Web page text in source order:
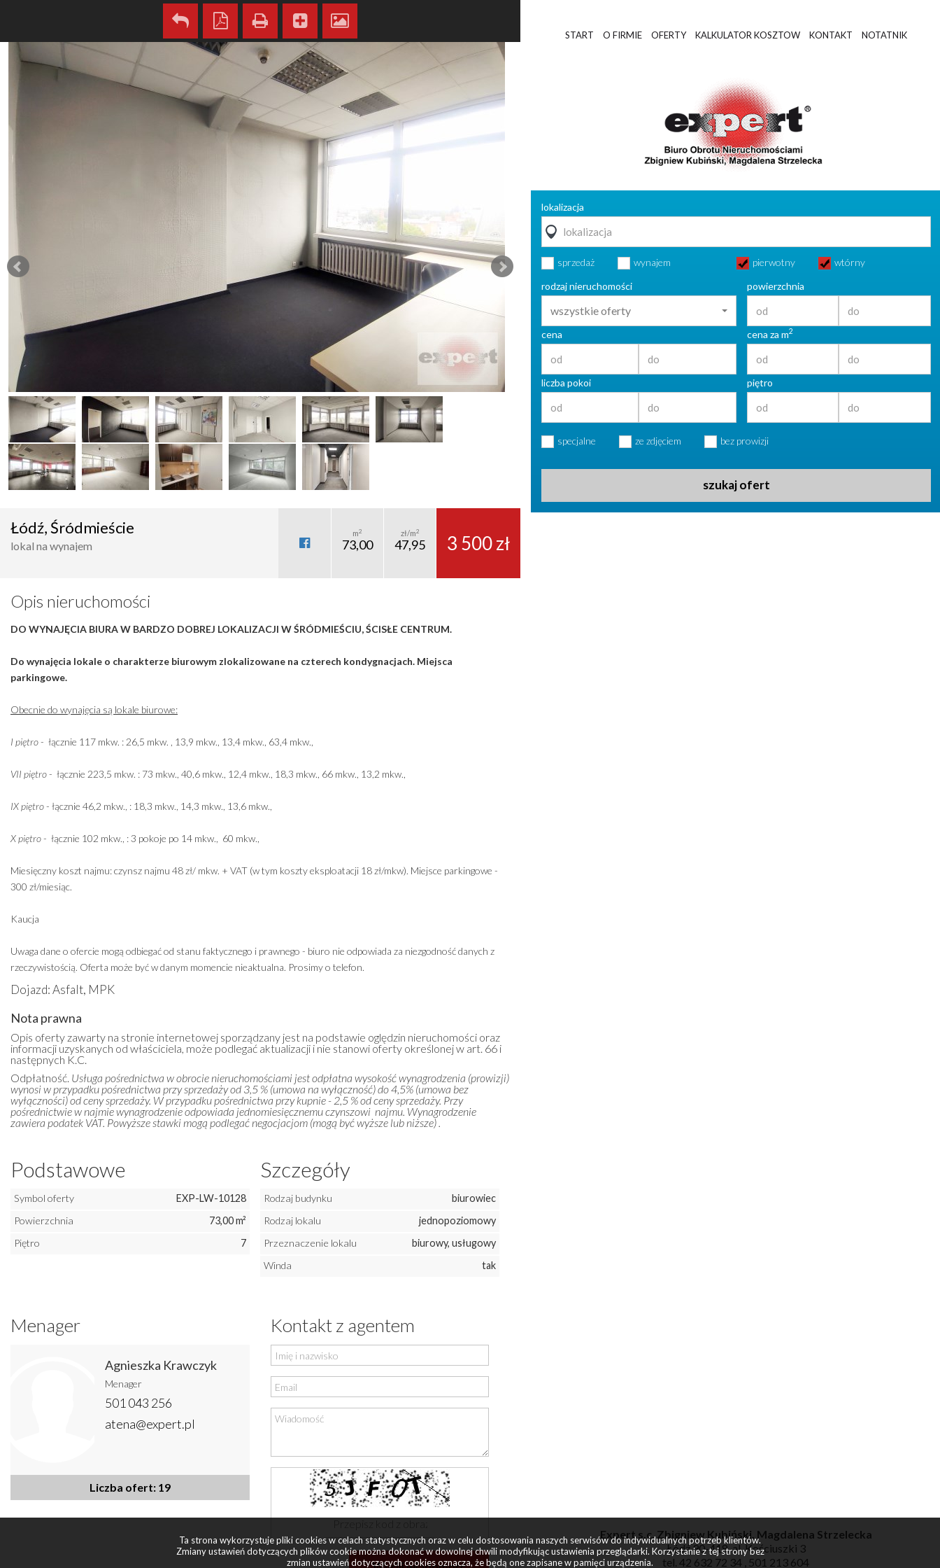
Łódź, Śródmieście
lokal na wynajem
m2
73,00
zł/m2
47,95 3 500 zł
Opis nieruchomości
DO WYNAJĘCIA BIURA W BARDZO DOBREJ LOKALIZACJI W ŚRÓDMIEŚCIU, ŚCISŁE CENTRUM.
Do wynajęcia lokale o charakterze biurowym zlokalizowane na czterech kondygnacjach. Miejsca
parkingowe.
Obecnie do wynajęcia są lokale biurowe:
I piętro- łącznie 117 mkw. : 26,5 mkw. , 13,9 mkw., 13,4 mkw., 63,4 mkw.,
VII piętro- łącznie 223,5 mkw. : 73 mkw., 40,6 mkw., 12,4 mkw., 18,3 mkw., 66 mkw., 13,2 mkw.,
IX piętro- łącznie 46,2 mkw., : 18,3 mkw., 14,3 mkw., 13,6 mkw.,
X piętro- łącznie 102 mkw., : 3 pokoje po 14 mkw., 60 mkw.,
Miesięczny koszt najmu: czynsz najmu 48 zł/ mkw. + VAT (w tym koszty eksploatacji 18 zł/mkw). Miejsce parkingowe -
300 zł/miesiąc.
Kaucja
Uwaga dane o ofercie mogą odbiegać od stanu faktycznego i prawnego - biuro nie odpowiada za niezgodność danych z
rzeczywistością. Oferta może być w danym momencie nieaktualna. Prosimy o telefon.
Dojazd: Asfalt, MPK
Nota prawna
Opis oferty zawarty na stronie internetowej sporządzany jest na podstawie oględzin nieruchomości oraz
informacji uzyskanych od właściciela, może podlegać aktualizacji i nie stanowi oferty określonej w art. 66 i
następnych K.C.
Odpłatność. Usługa pośrednictwa w obrocie nieruchomościami jest odpłatna wysokość wynagrodzenia (prowizji)
wynosi w przypadku pośrednictwa przy sprzedaży od 3,5 % (umowa na wyłączność) do 4,5% (umowa bez
wyłączności) od ceny sprzedaży. W przypadku pośrednictwa przy kupnie - 2,5 % od ceny sprzedaży. Przy
pośrednictwie w najmie wynagrodzenie odpowiada jednomiesięcznemu czynszowi najmu. Wynagrodzenie
zawiera podatek VAT. Powyższe stawki mogą podlegać negocjacjom (mogą być wyższe lub niższe) .
Podstawowe
Symbol oferty
EXP-LW-10128
Powierzchnia
73,00 m²
Piętro
7
Szczegóły
Rodzaj budynku
biurowiec
Rodzaj lokalu
jednopoziomowy
Przeznaczenie lokalu
biurowy, usługowy
Winda
tak
Menager
Agnieszka Krawczyk
Menager
501 043 256
atena@expert.pl
Liczba ofert: 19
Kontakt z agentem
START O FIRMIE OFERTY KALKULATOR KOSZTOW KONTAKT NOTATNIK
lokalizacja
sprzedaż wynajem pierwotny
wtórny
rodzaj nieruchomości
wszystkie oferty
powierzchnia
cena cena za m2
liczba pokoi piętro
specjalne ze zdjęciem bez prowizji
szukaj ofert
Expert s.c. Zbigniew Kubiński, Magdalena Strzelecka
Łódź 90-418, al. Kościuszki 3
tel. 42 632 72 34 , 501 213 604
Ta strona wykorzystuje pliki cookies w celach statystycznych oraz w celu dostosowania naszych serwisów do indywidualnych potrzeb klientów.
Zmiany ustawień dotyczących plików cookie można dokonać w dowolnej chwili modyfikując ustawienia przeglądarki. Korzystanie z tej strony bez
zmian ustawień dotyczących cookies oznacza, że będą one zapisane w pamięci urządzenia.